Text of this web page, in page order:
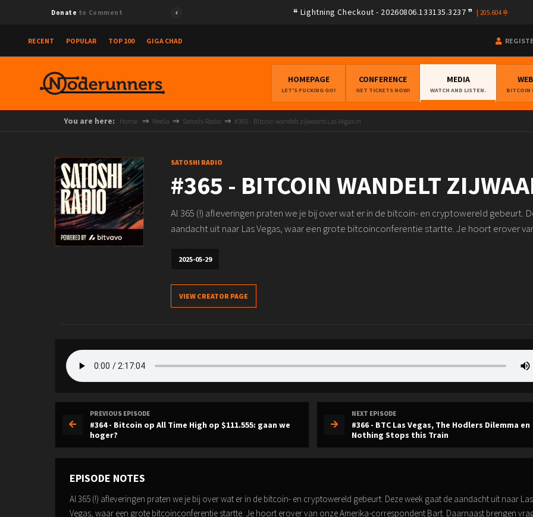
Donate to Comment Lightning Checkout - 20260806.133135.3237 205.604
RECENT POPULAR TOP 100 GIGA CHAD
HOMEPAGE
LET'S FUCKING GO!
CONFERENCE
GET TICKETS NOW!
MEDIA
WATCH AND LISTEN. BITCOIN
You are here: Home Media Satoshi Radio #365 - Bitcoin wandelt zijwaarts Las Vegas in
SATOSHI RADIO
#365 - BITCOIN WANDELT
Al 365 (!) afleveringen praten we je bij over wat er in de bitcoin- en cryptowereld gebeurt.
aandacht uit naar Las Vegas, waar een grote bitcoinconferentie startte. Je hoort erover
2025-05-29
VIEW CREATOR PAGE
PREVIOUS EPISODE
#364 - Bitcoin op All Time High op $111.555: gaan we
hoger?
NEXT EPISODE
#366 - BTC Las Vegas, The Hodlers Dilemma en
Nothing Stops this Train
EPISODE NOTES
Al 365 (!) afleveringen praten we je bij over wat er in de bitcoin- en cryptowereld gebeurt. Deze week gaat de aandacht uit naar Las
Vegas, waar een grote bitcoinconferentie startte. Je hoort erover van onze Amerika-correspondent Bart. Daarnaast brengen